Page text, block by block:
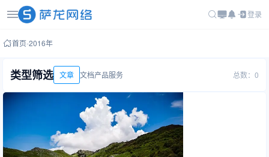
登录
首页-2016年
类型筛选 文章 文档产品服务 总数：0